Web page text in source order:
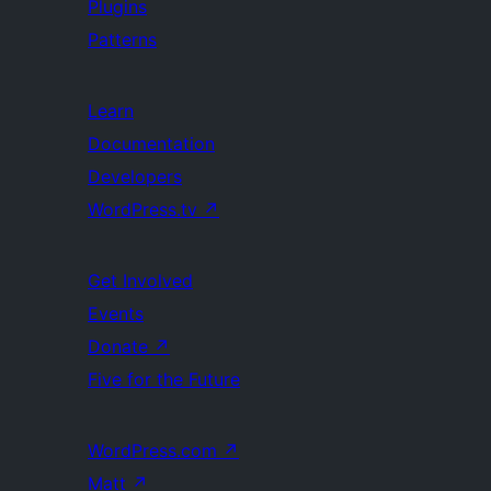
Plugins
Patterns
Learn
Documentation
Developers
WordPress.tv ↗
Get Involved
Events
Donate ↗
Five for the Future
WordPress.com ↗
Matt ↗